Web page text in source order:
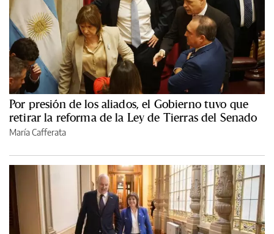
Por presión de los aliados, el Gobierno tuvo que
retirar la reforma de la Ley de Tierras del Senado
María Cafferata